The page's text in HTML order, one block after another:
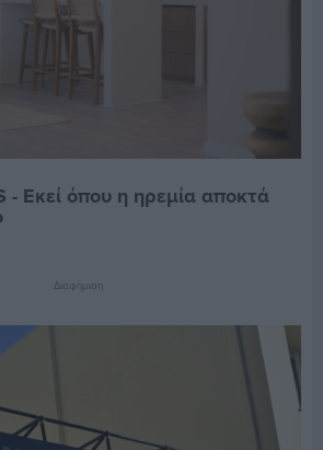
- Εκεί όπου η ηρεμία αποκτά
Διαφήμιση